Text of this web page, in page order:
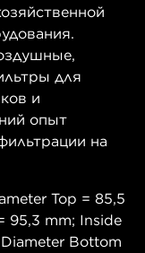
для
и
опыт
на
Top = 85,5
95,3 mm; Inside
Bottom